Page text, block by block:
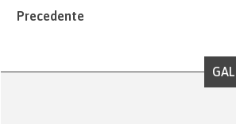
Precedente